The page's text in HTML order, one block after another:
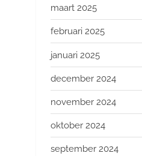
maart 2025
februari 2025
januari 2025
december 2024
november 2024
oktober 2024
september 2024